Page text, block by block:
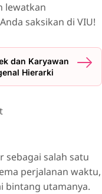
lewatkan
saksikan di VIU!
dan Karyawan
Hierarki
sebagai salah satu
perjalanan waktu,
bintang utamanya.